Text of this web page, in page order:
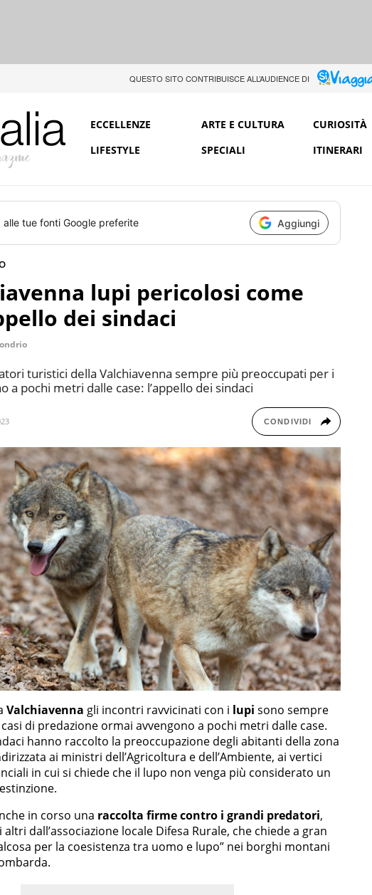
QUESTO SITO CONTRIBUISCE ALL’AUDIENCE DI
ECCELLENZE ARTE E CULTURA CURIOSITÀ
LIFESTYLE
SPECIALI ITINERARI
alle tue fonti Google preferite Aggiungi
lupi pericolosi come
dei sindaci
turistici della Valchiavenna sempre più preoccupati per i
a pochi metri dalle case: l’appello dei sindaci
CONDIVIDI
Valchiavenna gli incontri ravvicinati con i lupi sono sempre
di predazione ormai avvengono a pochi metri dalle case.
hanno raccolto la preoccupazione degli abitanti della zona
ai ministri dell’Agricoltura e dell’Ambiente, ai vertici
in cui si chiede che il lupo non venga più considerato un
in corso una raccolta firme contro i grandi predatori,
dall’associazione locale Difesa Rurale, che chiede a gran
per la coesistenza tra uomo e lupo” nei borghi montani